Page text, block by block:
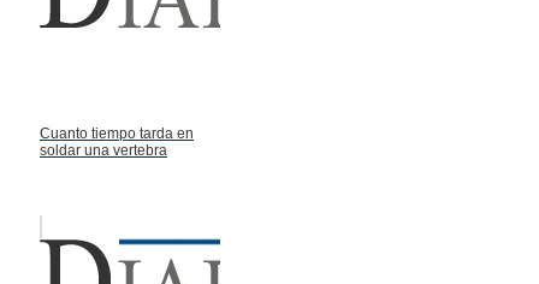
Cuanto tiempo tarda en
soldar una vertebra